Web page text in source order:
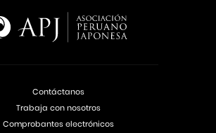
Contáctanos
Trabaja con nosotros
Comprobantes electrónicos